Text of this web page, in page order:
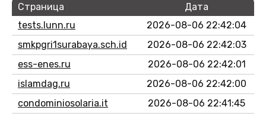
Страница
Дата
tests.lunn.ru
2026-08-06 22:42:04
smkpgri1surabaya.sch.id
2026-08-06 22:42:03
ess-enes.ru
2026-08-06 22:42:01
islamdag.ru
2026-08-06 22:42:00
condominiosolaria.it
2026-08-06 22:41:45